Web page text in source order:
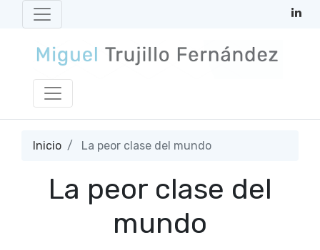
Inicio La peor clase del mundo
La peor clase del
mundo